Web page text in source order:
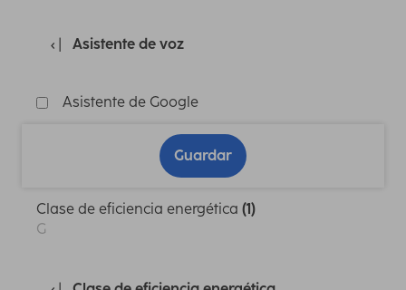
Asistente de voz
Asistente de Google
Guardar
Clase de eficiencia energética (1)
G